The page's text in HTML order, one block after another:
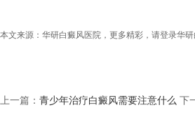
本文来源：华研白癜风医院，更多精彩，请登录华
上一篇： 青少年治疗白癜风需要注意什么 下